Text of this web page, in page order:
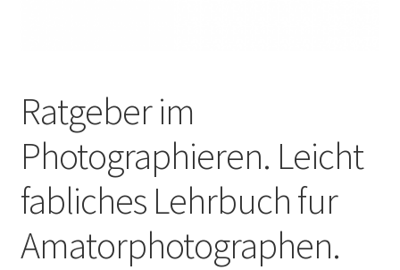
Ratgeber im
Photographieren. Leicht
fabliches Lehrbuch fur
Amatorphotographen.